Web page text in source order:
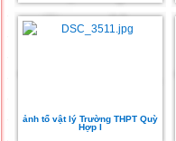
ảnh tổ vật lý Trường THPT Quỳ
Hợp I